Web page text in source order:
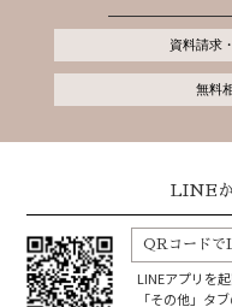
資料請求
無料
LINEか
QRコードで
LINEアプリを
「その他」タ